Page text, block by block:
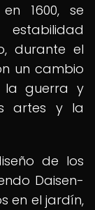
1600, se
durante el
un cambio
la guerra y
artes y la
de los
Daisen-
en el jardín,